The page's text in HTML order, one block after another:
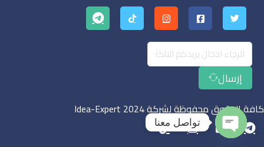
إرسال
كافة الحقوق محفوظة لشركة Idea-Expert 2024
تواصل معنا